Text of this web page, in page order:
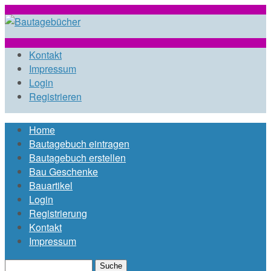
Direkt zum Inhalt
bautagebuch-
liste.de
Kontakt
Impressum
Login
Registrieren
Hauptmenü
Home
Bautagebuch eintragen
Bautagebuch erstellen
Bau Geschenke
Bauartikel
Login
Registrierung
Kontakt
Impressum
Suche